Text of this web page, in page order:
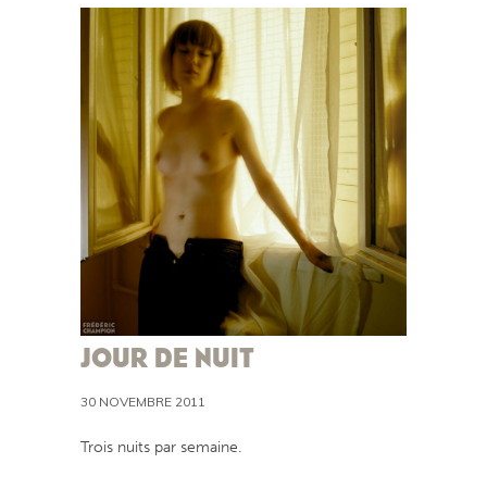
JOUR DE NUIT
30 NOVEMBRE 2011
Trois nuits par semaine.